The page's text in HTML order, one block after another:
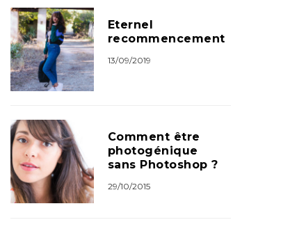
Eternel
recommencement
13/09/2019
Comment être
photogénique
sans Photoshop ?
29/10/2015